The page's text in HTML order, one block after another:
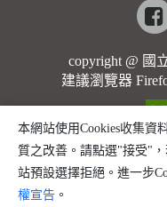
copyright @ 國
建議瀏覽器
本網站使用Cookies收集資
質之改善。請點選"接受"
站預設選擇拒絕。進一步
權宣告 。